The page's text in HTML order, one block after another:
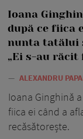
Ioana
după ce fiica
nunta tatălui
„Ei s-au
— ALEXANDRU
Ioana Ginghină
fiica ei când a
recăsătorește.